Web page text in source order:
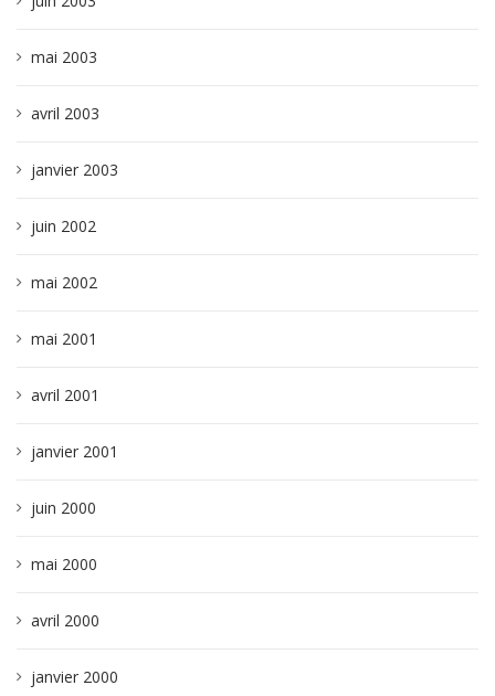
mai 2003
avril 2003
janvier 2003
juin 2002
mai 2002
mai 2001
avril 2001
janvier 2001
juin 2000
mai 2000
avril 2000
janvier 2000